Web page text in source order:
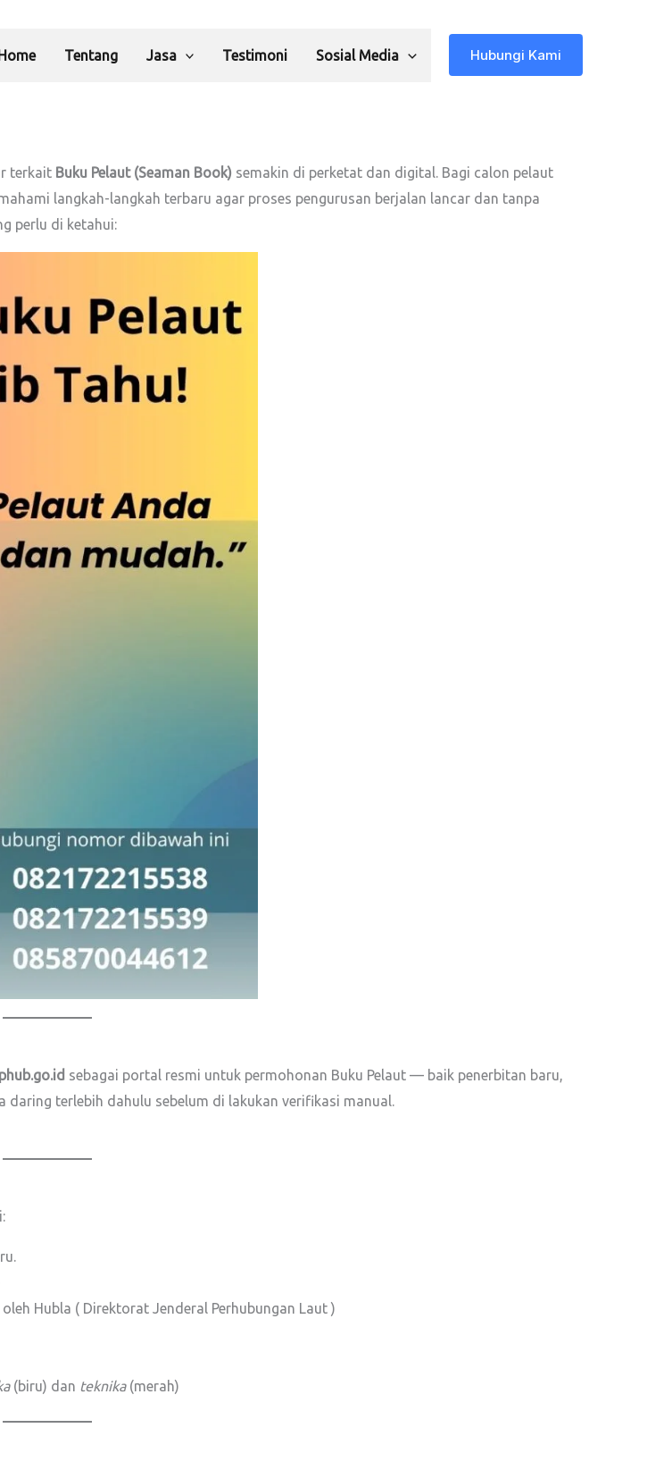
Tentang Jasa Testimoni Sosial Media Hubungi Kami
terkait Buku Pelaut (Seaman Book) semakin di perketat dan digital. Bagi calon pelaut
langkah-langkah terbaru agar proses pengurusan berjalan lancar dan tanpa
perlu di ketahui:
sebagai portal resmi untuk permohonan Buku Pelaut — baik penerbitan baru,
daring terlebih dahulu sebelum di lakukan verifikasi manual.
Hubla ( Direktorat Jenderal Perhubungan Laut )
(biru) dan teknika(merah)